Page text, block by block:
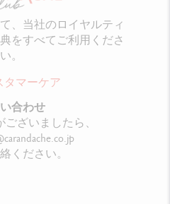
タマーケア
合わせ
ざいましたら、
ください。
、当社のロイヤルティ
をすべてご利用くださ
い。